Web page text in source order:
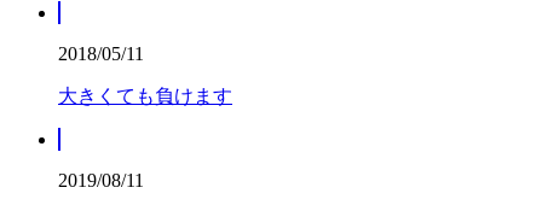
2018/05/11
大きくても負けます
2019/08/11